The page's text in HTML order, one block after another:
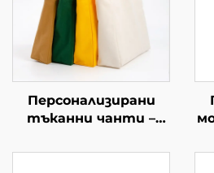
Персонализирани
тъканни чанти –
марка с